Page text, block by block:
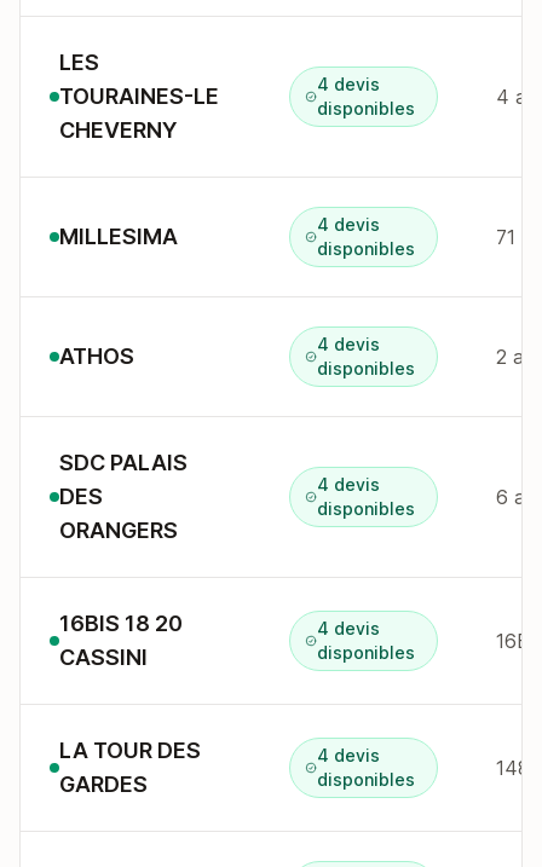
LES
TOURAINES-LE
CHEVERNY
4 devis
disponibles
4 av
MILLESIMA
4 devis
disponibles
71
ATHOS
4 devis
disponibles
2 av
SDC PALAIS
DES
ORANGERS
4 devis
disponibles
6 av
16BIS 18 20
CASSINI
4 devis
disponibles
16B
LA TOUR DES
GARDES
4 devis
disponibles
148